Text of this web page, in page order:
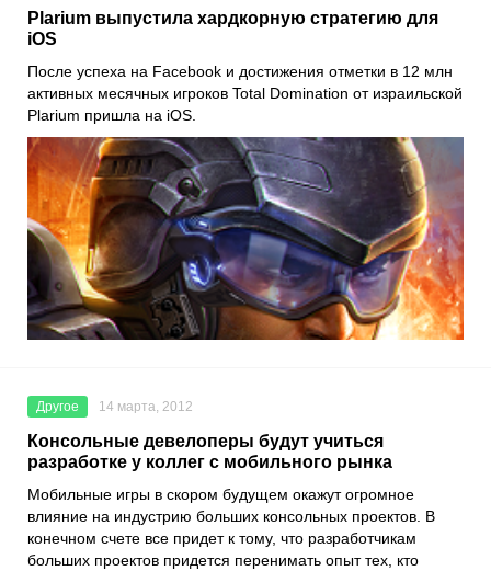
Plarium выпустила хардкорную стратегию для
iOS
После успеха на Facebook и достижения отметки в 12 млн
активных месячных игроков Total Domination от израильской
Plarium пришла на iOS.
Другое 14 марта, 2012
Консольные девелоперы будут учиться
разработке у коллег с мобильного рынка
Мобильные игры в скором будущем окажут огромное
влияние на индустрию больших консольных проектов. В
конечном счете все придет к тому, что разработчикам
больших проектов придется перенимать опыт тех, кто